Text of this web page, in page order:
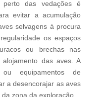
das vedações é
evitar a acumulação
selvagens à procura
os espaços
ou brechas nas
das aves. A
equipamentos de
a desencorajar as aves
zona da exploração.